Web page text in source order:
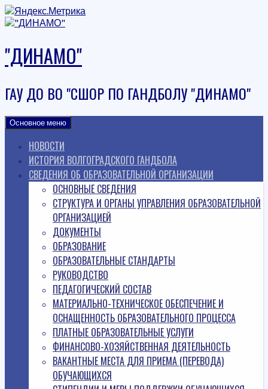
Наверх
"ДИНАМО"
ГАУ ДО ВО "СШОР ПО ГАНДБОЛУ "ДИНАМО"
Основное меню
НОВОСТИ
ИСТОРИЯ ВОЛГОГРАДСКОГО ГАНДБОЛА
СВЕДЕНИЯ ОБ ОБРАЗОВАТЕЛЬНОЙ ОРГАНИЗАЦИИ
ОСНОВНЫЕ СВЕДЕНИЯ
СТРУКТУРА И ОРГАНЫ УПРАВЛЕНИЯ ОБРАЗОВАТЕЛЬНОЙ
ОРГАНИЗАЦИЕЙ
ДОКУМЕНТЫ
ОБРАЗОВАНИЕ
ОБРАЗОВАТЕЛЬНЫЕ СТАНДАРТЫ
РУКОВОДСТВО
ПЕДАГОГИЧЕСКИЙ СОСТАВ
МАТЕРИАЛЬНО-ТЕХНИЧЕСКОЕ ОБЕСПЕЧЕНИЕ И
ОСНАЩЕННОСТЬ ОБРАЗОВАТЕЛЬНОГО ПРОЦЕССА
ПЛАТНЫЕ ОБРАЗОВАТЕЛЬНЫЕ УСЛУГИ
ФИНАНСОВО-ХОЗЯЙСТВЕННАЯ ДЕЯТЕЛЬНОСТЬ
ВАКАНТНЫЕ МЕСТА ДЛЯ ПРИЕМА (ПЕРЕВОДА)
ОБУЧАЮЩИХСЯ